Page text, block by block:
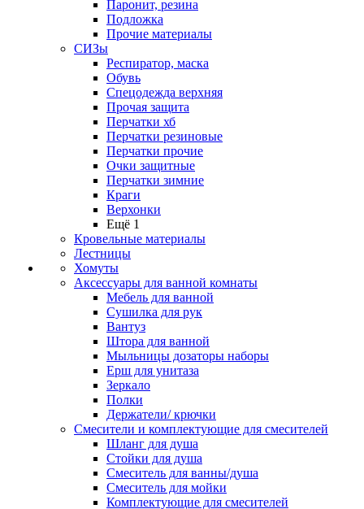
Паронит, резина
Подложка
Прочие материалы
СИЗы
Респиратор, маска
Обувь
Спецодежда верхняя
Прочая защита
Перчатки хб
Перчатки резиновые
Перчатки прочие
Очки защитные
Перчатки зимние
Краги
Верхонки
Ещё 1
Кровельные материалы
Лестницы
Хомуты
Аксессуары для ванной комнаты
Мебель для ванной
Сушилка для рук
Вантуз
Штора для ванной
Мыльницы дозаторы наборы
Ерш для унитаза
Зеркало
Полки
Держатели/ крючки
Смесители и комплектующие для смесителей
Шланг для душа
Стойки для душа
Смеситель для ванны/душа
Смеситель для мойки
Комплектующие для смесителей